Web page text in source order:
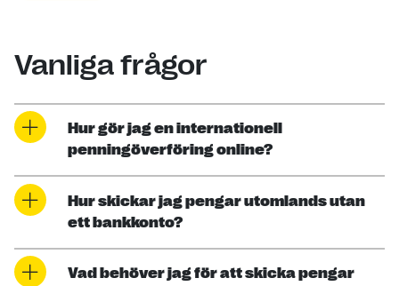
Vanliga frågor
Hur gör jag en internationell
penningöverföring online?
Hur skickar jag pengar utomlands utan
ett bankkonto?
Vad behöver jag för att skicka pengar